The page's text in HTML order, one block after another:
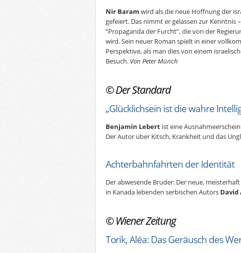
Nir Baram wird als die neue Hoffnung der
gefeiert. Das nimmt er gelassen zur Kenntnis
“Propaganda der Furcht”, die von der
wird. Sein neuer Roman spielt in einer
Perspektive, als man dies von einem
Besuch. Von Peter Münch
©Der Standard
„Glücklichsein ist die wahre
Benjamin Lebert ist eine
Der Autor über Kitsch, Krankheit und das
Achterbahnfahrten der Identität
Der abwesende Bruder: Der neue,
in Kanada lebenden serbischen Autors David
©Wiener Zeitung
Torik, Aléa: Das Geräusch des